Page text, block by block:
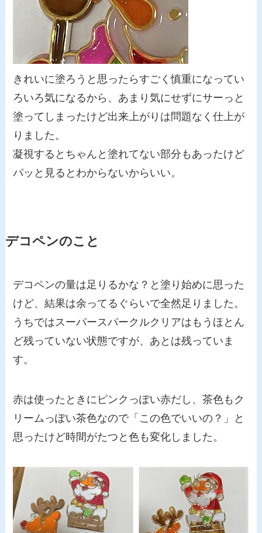
きれいに塗ろうと思ったらすごく慎重になってい
ろいろ気になるから、あまり気にせずにサーっと
塗ってしまったけど出来上がりは問題なく仕上が
りました。
凝視するとちゃんと塗れてない部分もあったけど
パッと見るとわからないからいい。
デコペンのこと
デコペンの量は足りるかな？と塗り始めに思った
けど、結果は余ってるぐらいで全然足りました。
うちではスーパースパークルクリアはもうほとん
ど残っていない状態ですが、あとは残っていま
す。
赤は使ったときにピンクっぽい赤だし、茶色もク
リームっぽい茶色なので「この色でいいの？」と
思ったけど時間がたつと色も変化しました。